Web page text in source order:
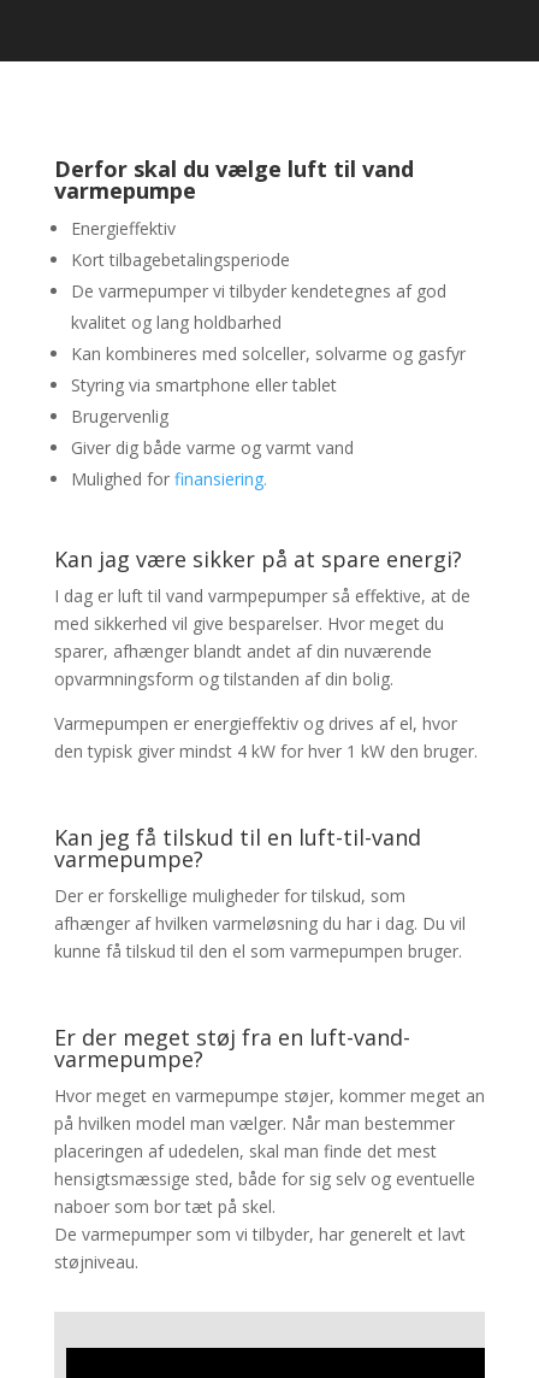
Derfor skal du vælge luft til vand
varmepumpe
Energieffektiv
Kort tilbagebetalingsperiode
De varmepumper vi tilbyder kendetegnes af god
kvalitet og lang holdbarhed
Kan kombineres med solceller, solvarme og gasfyr
Styring via smartphone eller tablet
Brugervenlig
Giver dig både varme og varmt vand
Mulighed for finansiering.
Kan jag være sikker på at spare energi?
I dag er luft til vand varmpepumper så effektive, at de
med sikkerhed vil give besparelser. Hvor meget du
sparer, afhænger blandt andet af din nuværende
opvarmningsform og tilstanden af din bolig.
Varmepumpen er energieffektiv og drives af el, hvor
den typisk giver mindst 4 kW for hver 1 kW den bruger.
Kan jeg få tilskud til en luft-til-vand
varmepumpe?
Der er forskellige muligheder for tilskud, som
afhænger af hvilken varmeløsning du har i dag. Du vil
kunne få tilskud til den el som varmepumpen bruger.
Er der meget støj fra en luft-vand-
varmepumpe?
Hvor meget en varmepumpe støjer, kommer meget an
på hvilken model man vælger. Når man bestemmer
placeringen af udedelen, skal man finde det mest
hensigtsmæssige sted, både for sig selv og eventuelle
naboer som bor tæt på skel.
De varmepumper som vi tilbyder, har generelt et lavt
støjniveau.